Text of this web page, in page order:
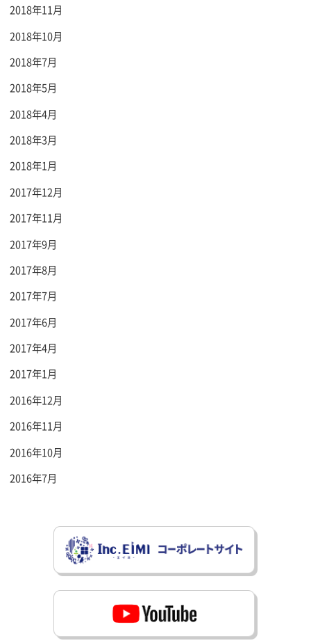
2018年11月
2018年10月
2018年7月
2018年5月
2018年4月
2018年3月
2018年1月
2017年12月
2017年11月
2017年9月
2017年8月
2017年7月
2017年6月
2017年4月
2017年1月
2016年12月
2016年11月
2016年10月
2016年7月